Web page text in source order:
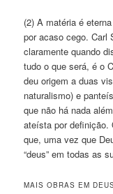
(2) A matéria é
por acaso cego. Carl
claramente quando
tudo o que será, é o
deu origem a duas
naturalismo) e
que não há nada
ateísta por
que, uma vez que
“deus” em todas as
MAIS OBRAS EM